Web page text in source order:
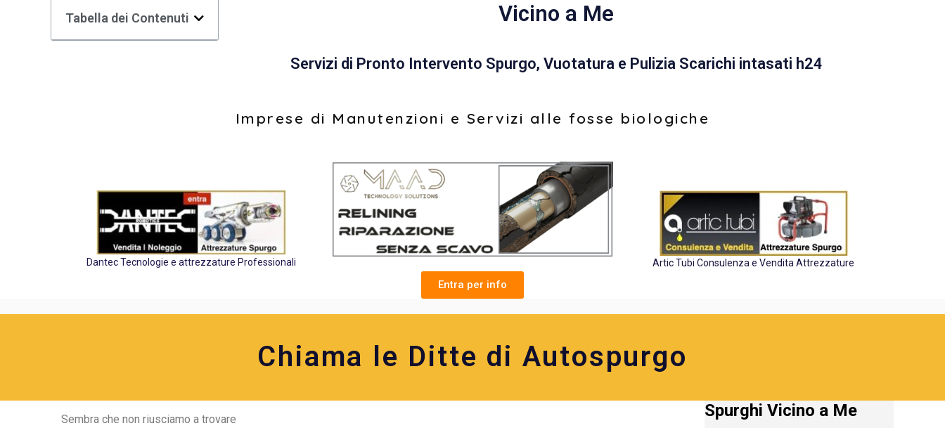
Tabella dei Contenuti Vicino a Me
Servizi di Pronto Intervento Spurgo, Vuotatura e Pulizia Scarichi intasati h24
Imprese di Manutenzioni e Servizi alle fosse biologiche
Dantec Tecnologie e attrezzature Professionali
Entra per info
Artic Tubi Consulenza e Vendita Attrezzature
Chiama le Ditte di Autospurgo
Sembra che non riusciamo a trovare
Spurghi Vicino a Me